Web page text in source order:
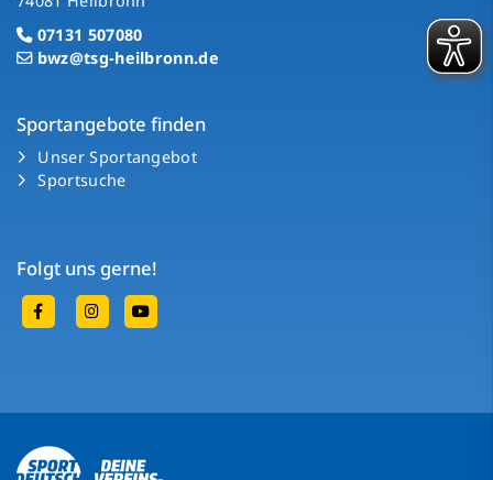
07131 507080
bwz@tsg-heilbronn.de
Sportangebote finden
Unser Sportangebot
Sportsuche
Folgt uns gerne!